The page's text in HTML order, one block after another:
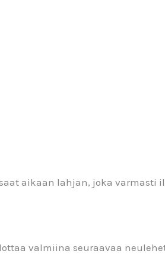
aikaan lahjan, joka varmasti
valmiina seuraavaa